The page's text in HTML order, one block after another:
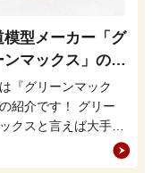
模型メーカー「グ
ンマックス」の歴
徴・魅力を徹底
『グリーンマック
紹介です！ グリー
クスと言えば大手鉄
型メーカーが取り上げ
うな地方の私鉄やレ